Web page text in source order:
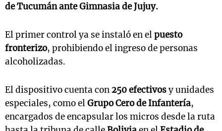
de Tucumán ante Gimnasia de Jujuy.
El primer control ya se instaló en elpuesto
fronterizo, prohibiendo el ingreso de personas
alcoholizadas.
El dispositivo cuenta con 250 efectivosy unidades
especiales, como elGrupo Cero de Infantería,
encargados de encapsular los micros desde la ruta